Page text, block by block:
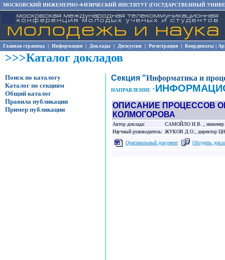
МОСКОВСКИЙ ИНЖЕНЕРНО-ФИЗИЧЕСКИЙ ИНСТИТУТ (ГОСУДАРСТВЕННЫЙ
Главная страница | Информация | Доклады | Дискуссии | Регистрация | Координаты |
>>>Каталог докладов
Поиск по каталогу
Каталог по секциям
Общий каталог
Правила публикации
Пример публикации
Секция "Информатика и
НАПРАВЛЕНИЕ "
ОПИСАНИЕ ПРОЦЕССОВ
КОЛМОГОРОВА
Автор доклада:
САМОЙЛО И.В. , инженер
Научный руководитель: ЖУКОВ Д.О., директор
Оригинальный документ
Обсудить